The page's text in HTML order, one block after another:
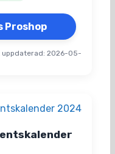
Proshop
uppdaterad: 2026-05-